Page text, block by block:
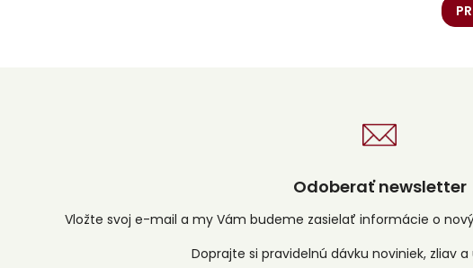
Odoberať newsletter
Vložte svoj e-mail a my Vám budeme zasielať informácie o